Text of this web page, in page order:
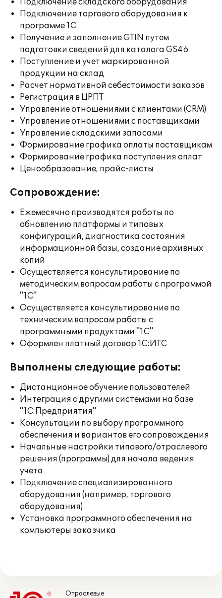
Подключение складского оборудования
Подключение торгового оборудования к
программе 1С
Получение и заполнение GTIN путем
подготовки сведений для каталога GS46
Поступление и учет маркированной
продукции на склад
Расчет нормативной себестоимости заказов
Регистрация в ЦРПТ
Управление отношениями с клиентами (CRM)
Управление отношениями с поставщиками
Управление складскими запасами
Формирование графика оплаты поставщикам
Формирование графика поступления оплат
Ценообразование, прайс-листы
Сопровождение:
Ежемесячно производятся работы по
обновлению платформы и типовых
конфигураций, диагностика состояния
информационной базы, создание архивных
копий
Осуществляется консультирование по
методическим вопросам работы с программой
"1С"
Осуществляется консультирование по
техническим вопросам работы с
программными продуктами "1С"
Оформлен платный договор 1С:ИТС
Выполнены следующие работы:
Дистанционное обучение пользователей
Интеграция с другими системами на базе
"1С:Предприятия"
Консультации по выбору программного
обеспечения и вариантов его сопровождения
Начальные настройки типового/отраслевого
решения (программы) для начала ведения
учета
Подключение специализированного
оборудования (например, торгового
оборудования)
Установка программного обеспечения на
компьютеры заказчика
Отраслевые